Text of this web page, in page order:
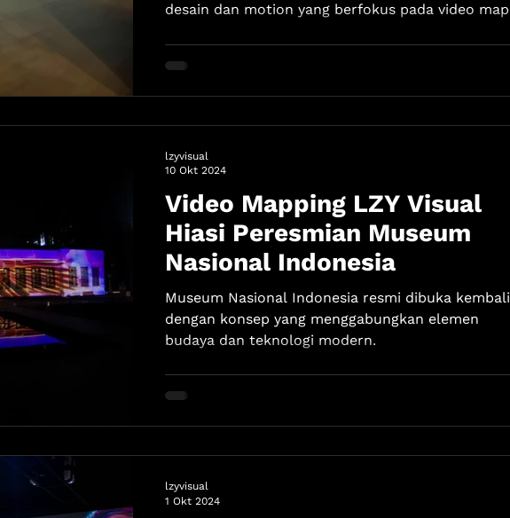
desain dan motion yang berfokus pada video map
Video Mapping LZY Visual
Hiasi Peresmian Museum
Nasional Indonesia
Museum Nasional Indonesia resmi dibuka kembali
dengan konsep yang menggabungkan elemen
budaya dan teknologi modern.
lzyvisual
10 Okt 2024
lzyvisual
1 Okt 2024